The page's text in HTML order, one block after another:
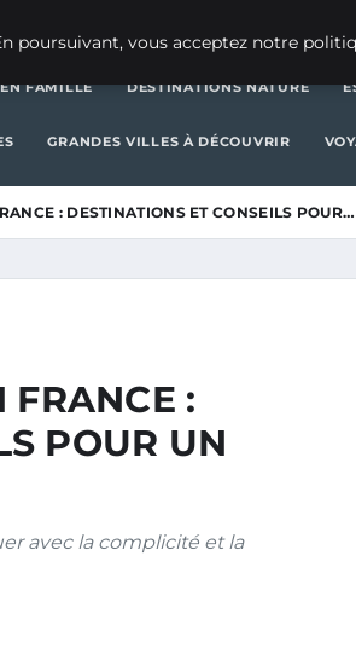
FAMILLE DESTINATIONS NATURE
GRANDES VILLES À DÉCOUVRIR
: DESTINATIONS ET CONSEILS POUR…
:
POUR UN
avec la complicité et la
poursuivant, vous acceptez notre